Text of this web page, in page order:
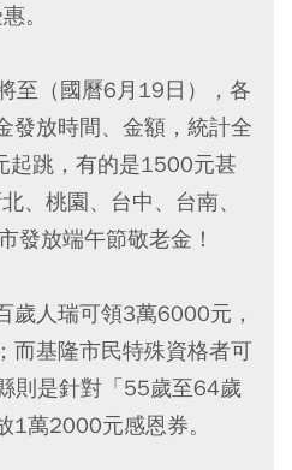
。
至（國曆6月19日），各
發放時間、金額，統計全
起跳，有的是1500元甚
、桃園、台中、台南、
發放端午節敬老金！
歲人瑞可領3萬6000元，
而基隆市民特殊資格者可
則是針對「55歲至64歲
1萬2000元感恩券。